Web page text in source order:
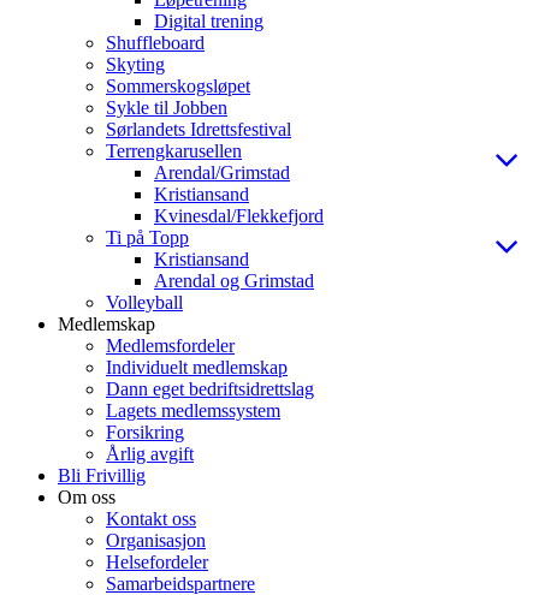
Digital trening
Shuffleboard
Skyting
Sommerskogsløpet
Sykle til Jobben
Sørlandets Idrettsfestival
Terrengkarusellen
Arendal/Grimstad
Kristiansand
Kvinesdal/Flekkefjord
Ti på Topp
Kristiansand
Arendal og Grimstad
Volleyball
Medlemskap
Medlemsfordeler
Individuelt medlemskap
Dann eget bedriftsidrettslag
Lagets medlemssystem
Forsikring
Årlig avgift
Bli Frivillig
Om oss
Kontakt oss
Organisasjon
Helsefordeler
Samarbeidspartnere